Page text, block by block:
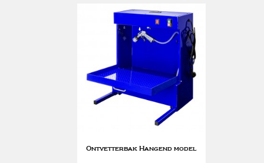
Ontvetterbak Hangend model